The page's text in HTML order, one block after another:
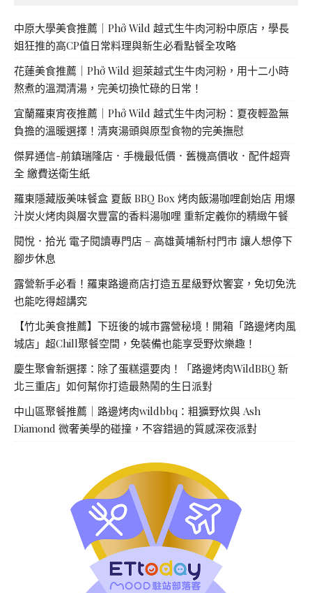
中原大學美食推薦｜Phở Wild 越式生牛肉河粉中原店，學長
姐狂推的高CP值日常料理與新生必看點餐全攻略
花蓮美食推薦｜Phở Wild 迴萊越式生牛肉河粉，用十二小時
熬煮的溫潤清湯，完美切換忙碌的日常！
宜蘭羅東宵夜推薦｜Phở Wild 越式生牛肉河粉：夏夜輕盈無
負擔的溫暖選擇！清爽湯頭與原型食物的完美撫慰
傑昇通信-前鎮瑞隆店．手機最低價．舊機高價收．配件超齊
全 繳費送衛生紙
羅東隱藏版美味餐盒 夏飯 BBQ Box 烤肉飯湯咖哩創始店 用爆
汁炭火烤肉與層次豐富的香料湯咖哩 重新定義你的精緻午餐
閱悅．拾光 電子閱讀專門店 – 高雄黃埔新村門市 讓人想停下
腳步休息
露營新手必看！羅東路邊商店打造五星級野炊饗宴，免切免洗
也能吃得超講究
【竹北美食推薦】下班後的城市露營秘境！開箱「路邊烤肉風
城店」超Chill聚餐空間，免裝備也能享受野炊樂趣！
慶生聚會新選擇：除了蛋糕還要肉！「路邊烤肉WildBBQ 新
北三重店」如何幫你打造最熱鬧的生日派對
中山區聚餐推薦｜路邊烤肉wildbbq：粗獷野炊與 Ash
Diamond 微奢美學的碰撞，不容錯過的質感深夜派對